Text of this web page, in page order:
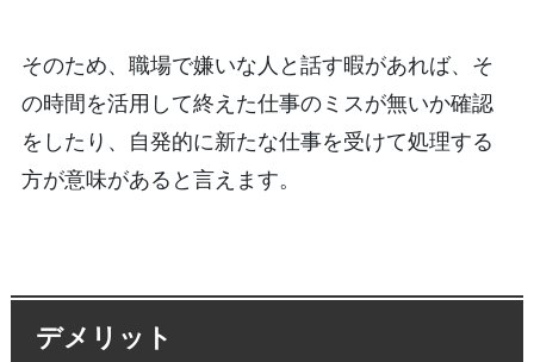
そのため、職場で嫌いな人と話す暇があれば、そ
の時間を活用して終えた仕事のミスが無いか確認
をしたり、自発的に新たな仕事を受けて処理する
方が意味があると言えます。
デメリット